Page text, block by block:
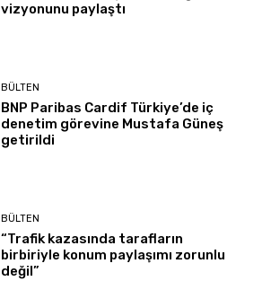
vizyonunu paylaştı
BÜLTEN
BNP Paribas Cardif Türkiye’de iç
denetim görevine Mustafa Güneş
getirildi
BÜLTEN
“Trafik kazasında tarafların
birbiriyle konum paylaşımı zorunlu
değil”